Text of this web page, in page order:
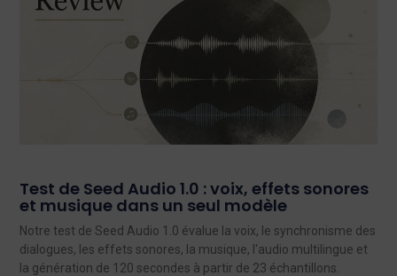
Test de Seed Audio 1.0 : voix, effets sonores
et musique dans un seul modèle
Notre test de Seed Audio 1.0 évalue la voix, le synchronisme des
dialogues, les effets sonores, la musique, l'audio multilingue et
la génération de 120 secondes à partir de 23 échantillons.